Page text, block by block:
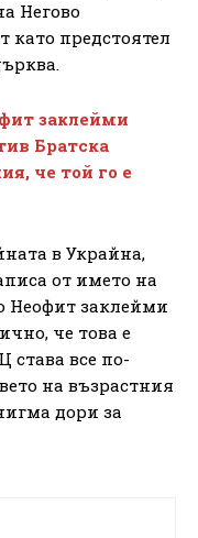
Негово
като предстоятел
заклейми
Братска
че той го е
в Украйна,
от името на
Неофит заклейми
че това е
става все по-
на възрастния
дори за